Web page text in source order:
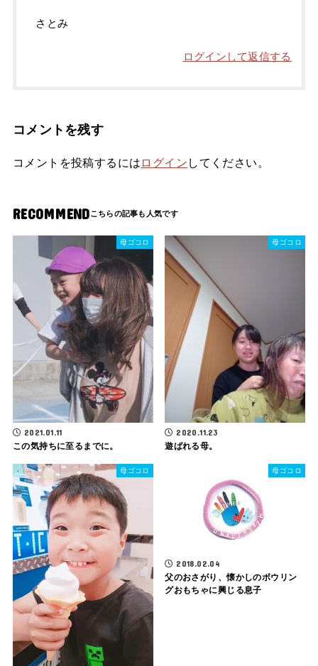
さとみ
ログインして返信する
コメントを残す
コメントを投稿するには ログイン してください。
RECOMMEND
母ゴコロ
2021.01.11
この気持ちに至るまでに。
母ゴコロ
2020.11.23
遊ばれる母。
母ゴコロ 母ゴコロ
2018.02.04
父のおさがり、懐かしのボウリン
グおもちゃに興じる息子